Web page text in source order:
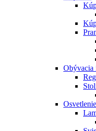
Obývacia
Osvetlenie